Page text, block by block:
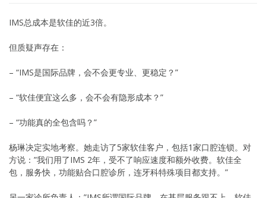
IMS总成本是软佳的近3倍。
但质疑声存在：
– “IMS是国际品牌，会不会更专业、更稳定？”
– “软佳便宜这么多，会不会有隐形成本？”
– “功能真的全包含吗？”
杨琳决定实地考察。她走访了5家软佳客户，包括1家口腔连锁。对
方说：”我们用了IMS 2年，受不了响应速度和额外收费。软佳全
包，服务快，功能贴合口腔诊所，连牙科特殊项目都支持。”